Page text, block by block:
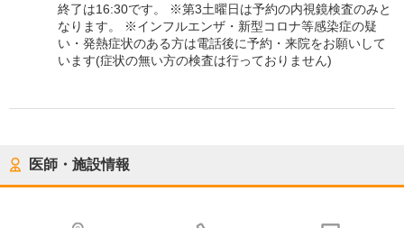
終了は16:30です。 ※第3土曜日は予約の内視鏡検査のみと
なります。 ※インフルエンザ・新型コロナ等感染症の疑
い・発熱症状のある方は電話後に予約・来院をお願いして
います(症状の無い方の検査は行っておりません)
医師・施設情報